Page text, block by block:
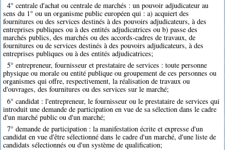
4° centrale d'achat ou centrale de marchés : un pouvoir adjudicateur au
sens du 1° ou un organisme public européen qui : a) acquiert des
fournitures ou des services destinés à des pouvoirs adjudicateurs, à des
entreprises publiques ou à des entités adjudicatrices ou b) passe des
marchés publics, des marchés ou des accords-cadres de travaux, de
fournitures ou de services destinés à des pouvoirs adjudicateurs, à des
entreprises publiques ou à des entités adjudicatrices;
5° entrepreneur, fournisseur et prestataire de services : toute personne
physique ou morale ou entité publique ou groupement de ces personnes ou
organismes qui offre, respectivement, la réalisation de travaux ou
d'ouvrages, des fournitures ou des services sur le marché;
6° candidat : l'entrepreneur, le fournisseur ou le prestataire de services qui
introduit une demande de participation en vue de sa sélection dans le cadre
d'un marché public ou d'un marché;
7° demande de participation : la manifestation écrite et expresse d'un
candidat en vue d'être sélectionné dans le cadre d'un marché, d'une liste de
candidats sélectionnés ou d'un système de qualification;